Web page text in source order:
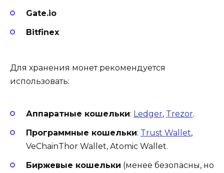
Gate.io
Bitfinex
Для хранения монет рекомендуется
использовать:
Аппаратные кошельки: Ledger, Trezor.
Программные кошельки: Trust Wallet,
VeChainThor Wallet, Atomic Wallet.
Биржевые кошельки (менее безопасны, но